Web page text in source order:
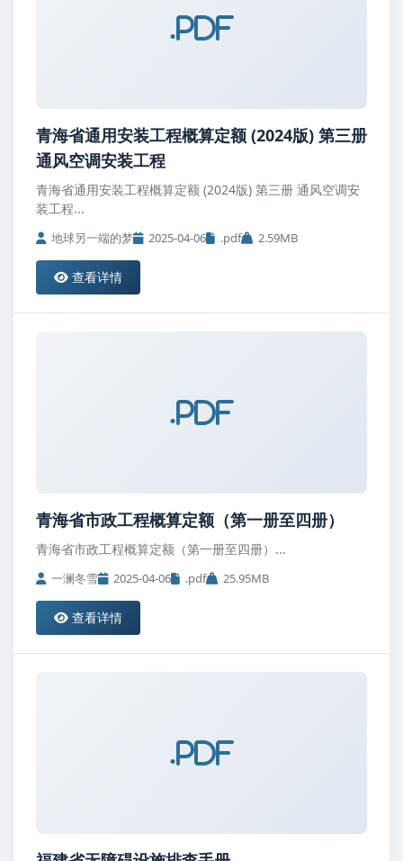
.pdf
青海省通用安装工程概算定额 (2024版) 第三册
通风空调安装工程
青海省通用安装工程概算定额 (2024版) 第三册 通风空调安
装工程...
地球另一端的梦 2025-04-06 .pdf 2.59MB
查看详情
.pdf
青海省市政工程概算定额（第一册至四册）
青海省市政工程概算定额（第一册至四册）...
一澜冬雪 2025-04-06 .pdf 25.95MB
查看详情
.pdf